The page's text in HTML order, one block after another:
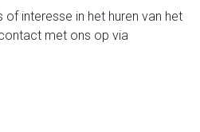
of interesse in het huren van het
met ons op via